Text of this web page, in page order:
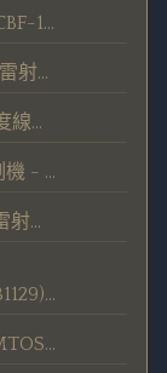
#2004: 難以置信的低價雷射切雕機 :ATCBF-130090-A
#1903: ATCLB-025025-DualLaser 光纖雷射切割、劃線、鑽孔機 (陶瓷基板、電路板專用) 發表
#1801: CLB 系列光纖雷射切割機 - 高精度線性馬達驅動 新發售
#1702: 採用脈衝光雷射的 EDH 雷射雕刻機 - 新發售
#1605: SLB-025025-DualLaser - CO2 雷射切割、劃線、鑽孔機 (陶瓷基板專用) 發表
#2501: TIMTOS 2025 鼎信光電 (攤位 #B1129) 展出 CSB-060060 光纖雷射切割機 及 WSB-030030 五軸雷射鎔接機
#2301: 本公司於 台北國際工具機展 (TIMTOS 2023) 展出 金屬雷射切割機 及 WSB-030030 五軸雷射鎔接機